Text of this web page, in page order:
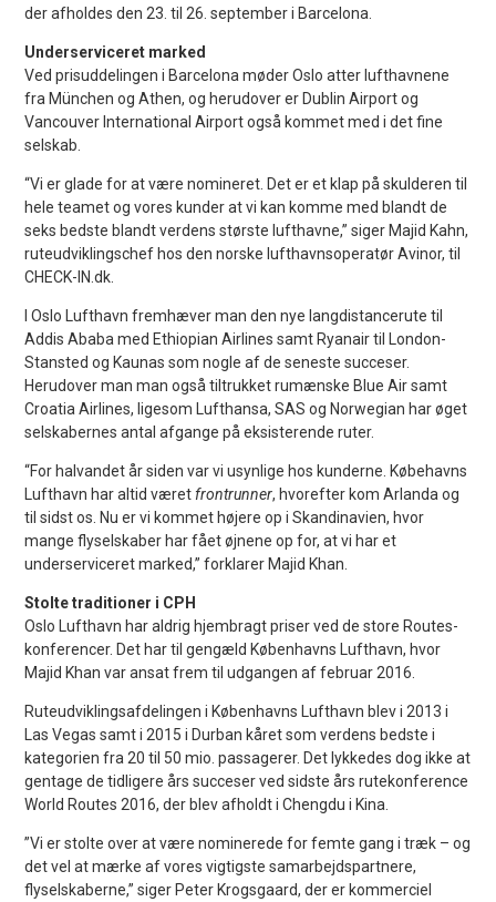
der afholdes den 23. til 26. september i Barcelona.
Underserviceret marked
Ved prisuddelingen i Barcelona møder Oslo atter lufthavnene
fra München og Athen, og herudover er Dublin Airport og
Vancouver International Airport også kommet med i det fine
selskab.
“Vi er glade for at være nomineret. Det er et klap på skulderen til
hele teamet og vores kunder at vi kan komme med blandt de
seks bedste blandt verdens største lufthavne,” siger Majid Kahn,
ruteudviklingschef hos den norske lufthavnsoperatør Avinor, til
CHECK-IN.dk.
I Oslo Lufthavn fremhæver man den nye langdistancerute til
Addis Ababa med Ethiopian Airlines samt Ryanair til London-
Stansted og Kaunas som nogle af de seneste succeser.
Herudover man man også tiltrukket rumænske Blue Air samt
Croatia Airlines, ligesom Lufthansa, SAS og Norwegian har øget
selskabernes antal afgange på eksisterende ruter.
“For halvandet år siden var vi usynlige hos kunderne. Købehavns
Lufthavn har altid været frontrunner, hvorefter kom Arlanda og
til sidst os. Nu er vi kommet højere op i Skandinavien, hvor
mange flyselskaber har fået øjnene op for, at vi har et
underserviceret marked,” forklarer Majid Khan.
Stolte traditioner i CPH
Oslo Lufthavn har aldrig hjembragt priser ved de store Routes-
konferencer. Det har til gengæld Københavns Lufthavn, hvor
Majid Khan var ansat frem til udgangen af februar 2016.
Ruteudviklingsafdelingen i Københavns Lufthavn blev i 2013 i
Las Vegas samt i 2015 i Durban kåret som verdens bedste i
kategorien fra 20 til 50 mio. passagerer. Det lykkedes dog ikke at
gentage de tidligere års succeser ved sidste års rutekonference
World Routes 2016, der blev afholdt i Chengdu i Kina.
”Vi er stolte over at være nominerede for femte gang i træk – og
det vel at mærke af vores vigtigste samarbejdspartnere,
flyselskaberne,” siger Peter Krogsgaard, der er kommerciel